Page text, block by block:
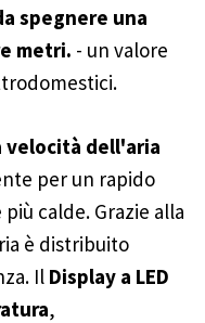
spegnere una
metri. - un valore
velocità dell'aria
per un rapido
calde. Grazie alla
è distribuito
Il Display a LED
,